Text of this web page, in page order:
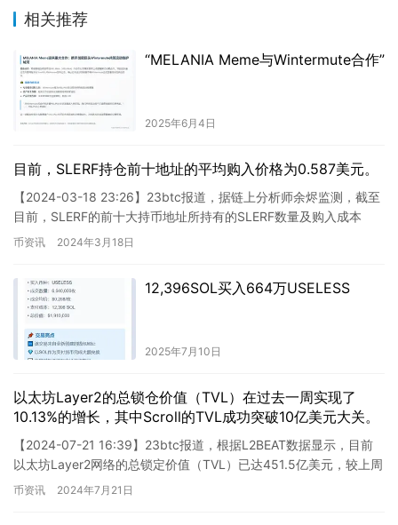
相关推荐
“MELANIA Meme与Wintermute合作”
2025年6月4日
目前，SLERF持仓前十地址的平均购入价格为0.587美元。
【2024-03-18 23:26】23btc报道，据链上分析师余烬监测，截至
目前，SLERF的前十大持币地址所持有的SLERF数量及购入成本
（不包括DEX池子、CEX钱包）已经达…
币资讯 2024年3月18日
12,396SOL买入664万USELESS
2025年7月10日
以太坊Layer2的总锁仓价值（TVL）在过去一周实现了
10.13%的增长，其中Scroll的TVL成功突破10亿美元大关。
【2024-07-21 16:39】23btc报道，根据L2BEAT数据显示，目前
以太坊Layer2网络的总锁定价值（TVL）已达451.5亿美元，较上周
增长10.13%。特别是，…
币资讯 2024年7月21日